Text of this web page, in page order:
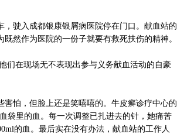
驶入成都银康银屑病医院停在门口。献血站的
然作为医院的一份子就要有救死扶伤的精神。
在现场无不表现出参与义务献血活动的自豪
怕，但脸上还是笑嘻嘻的。牛皮癣诊疗中心的
袋里的血。每一次调整已扎进去的针，她痛苦
的血。最后实在没有办法，献血站的工作人